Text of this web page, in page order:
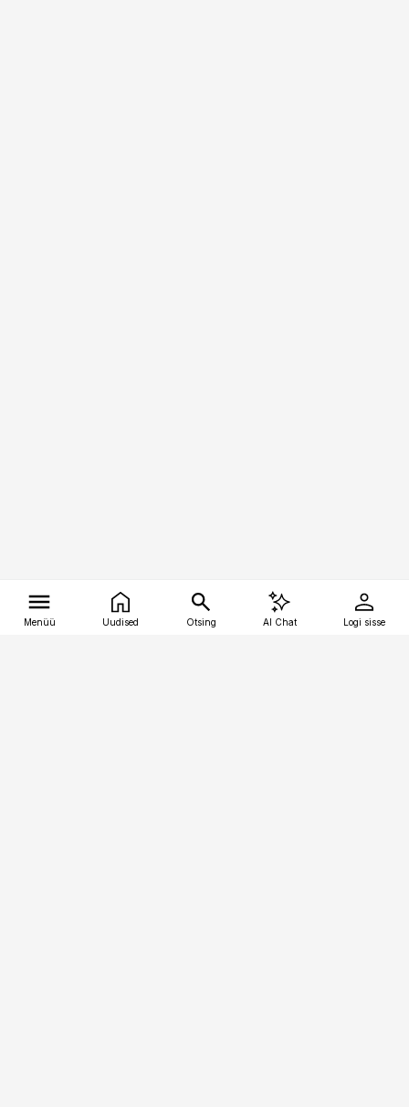
Menüü Uudised Otsing AI Chat Logi sisse